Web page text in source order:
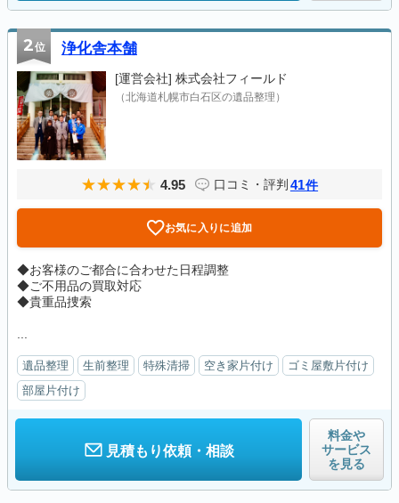
2位 浄化舎本舗
[運営会社] 株式会社フィールド
（北海道札幌市白石区の遺品整理）
4.95 口コミ・評判 41件
お気に入りに追加
◆お客様のご都合に合わせた日程調整
◆ご不用品の買取対応
◆貴重品捜索
遺品整理 生前整理 特殊清掃 空き家片付け
ゴミ屋敷片付け
部屋片付け
見積もり依頼・相談
料金や
サービス
を見る